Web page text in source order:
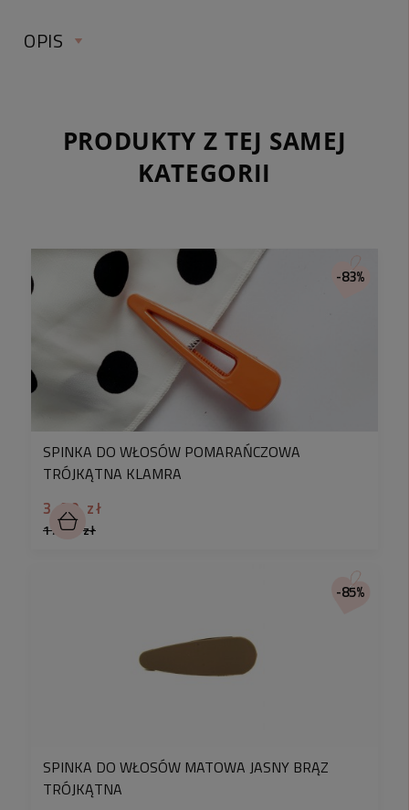
OPIS
ŻÓŁTE
Materiał
Taki dodatek podkreśli każdą stylizację!
PRODUKTY Z TEJ SAMEJ
KATEGORII
SPINKA DO WŁOSÓW POMARAŃCZOWA
TRÓJKĄTNA KLAMRA
3,00 zł
17,90 zł
-83%
SPINKA DO WŁOSÓW MATOWA JASNY BRĄZ
TRÓJKĄTNA
-85%